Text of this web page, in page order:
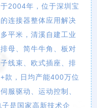
2004年，位于深圳宝
连接器整体应用解决
平米，清溪自建工业
母、简牛牛角、板对
线束、欧式插座、排
款，日均产能400万位
服驱动、运动控制、
是国家高新技术企